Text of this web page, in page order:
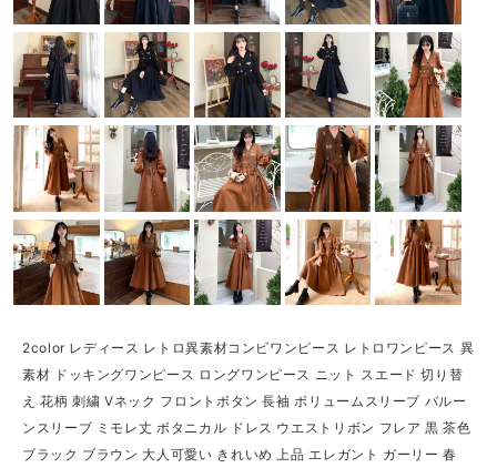
2color レディース レトロ異素材コンビワンピース レトロワンピース 異
素材 ドッキングワンピース ロングワンピース ニット スエード 切り替
え 花柄 刺繍 Vネック フロントボタン 長袖 ボリュームスリーブ バルー
ンスリーブ ミモレ丈 ボタニカル ドレス ウエストリボン フレア 黒 茶色
ブラック ブラウン 大人可愛い きれいめ 上品 エレガント ガーリー 春